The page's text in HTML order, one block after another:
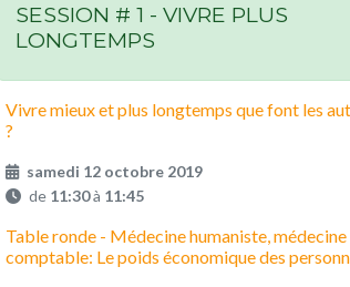
SESSION # 1 - VIVRE PLUS
LONGTEMPS
Vivre mieux et plus longtemps que font les
?
samedi 12 octobre 2019
de 11:30à 11:45
Table ronde - Médecine humaniste, médecine
comptable: Le poids économique des